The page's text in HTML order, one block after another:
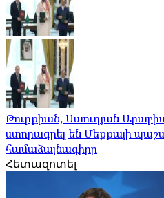
Թուրքիան, Սաուդյան
ստորագրել են Մեքքայի
համաձայնագիրը
Հետազոտել